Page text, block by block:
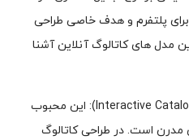
برای پلتفرم و هدف خاصی طراحی
مدل های کاتالوگ آنلاین آشنا
کاتالوگ هوشمند و تعاملی (Interactive Catalog): این محبوب
است. در طراحی کاتالوگ